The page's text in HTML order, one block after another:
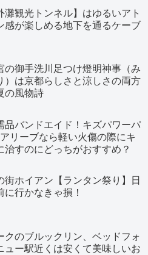
灘観光トンネル】はゆるいアト
感が楽しめる地下を通るケーブ
の御手洗川足つけ燈明神事（み
）は京都らしさと涼しさの両方
の風物詩
品バンドエイド！キズパワーパ
リーブなら軽い火傷の際にキ
治すのにどっちがおすすめ？
街ホイアン【ランタン祭り】日
に行かなきゃ損！
クのブルックリン、ベッドフォ
ュー駅近くは安くて美味しいお